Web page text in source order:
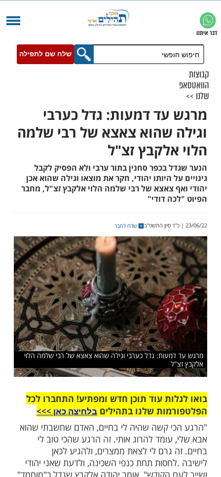
שלח שם לתפילה
דמעות: גדל כערבי
שהוא צאצא של רבי שלמה
זצ"ל
היותו יהודי, חקר את מוצאו וגילה שהוא אכן
צאצא של רבי שלמה הלוי אלקבץ זצ"ל, מחבר
דודי"
שלח לחבר
גדל כערבי וגילה שהוא צאצא של רבי שלמה הלוי